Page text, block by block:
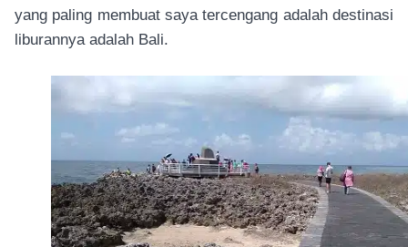
yang paling membuat saya tercengang adalah destinasi
liburannya adalah Bali.